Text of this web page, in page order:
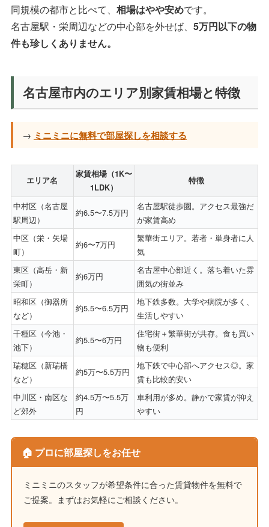
同規模の都市と比べて、 相場はやや安めです。
名古屋駅・栄周辺などの中心部を外せば、 5万円以下の物
件も珍しくありません。
名古屋市内のエリア別家賃相場と特徴
→ ミニミニに無料で部屋探しを相談する
エリア名
家賃相場（1K〜
1LDK）
特徴
中村区（名古屋
駅周辺）
約6.5〜7.5万円
名古屋駅徒歩圏。アクセス最強だ
が家賃高め
中区（栄・矢場
町）
約6〜7万円
繁華街エリア。若者・単身者に人
気
東区（高岳・新
栄町）
約6万円
名古屋中心部近く。落ち着いた雰
囲気の街並み
昭和区（御器所
など）
約5.5〜6.5万円
地下鉄多数。大学や病院が多く、
生活しやすい
千種区（今池・
池下）
約5.5〜6万円
住宅街＋繁華街が共存。食も買い
物も便利
瑞穂区（新瑞橋
など）
約5万〜5.5万円
地下鉄で中心部へアクセス◎。家
賃も比較的安い
中川区・南区な
ど郊外
約4.5万〜5.5万
円
車利用が多め。静かで家賃が抑え
やすい
🏠 プロに部屋探しをお任せ
ミニミニのスタッフが希望条件に合った賃貸物件を無料で
ご提案。まずはお気軽にご相談ください。